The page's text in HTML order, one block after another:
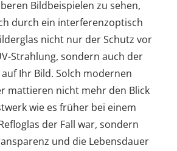
Bildbeispielen zu sehen,
durch ein interferenzoptisch
nicht nur der Schutz vor
Strahlung, sondern auch der
Ihr Bild. Solch modernen
mattieren nicht mehr den Blick
wie es früher bei einem
der Fall war, sondern
und die Lebensdauer